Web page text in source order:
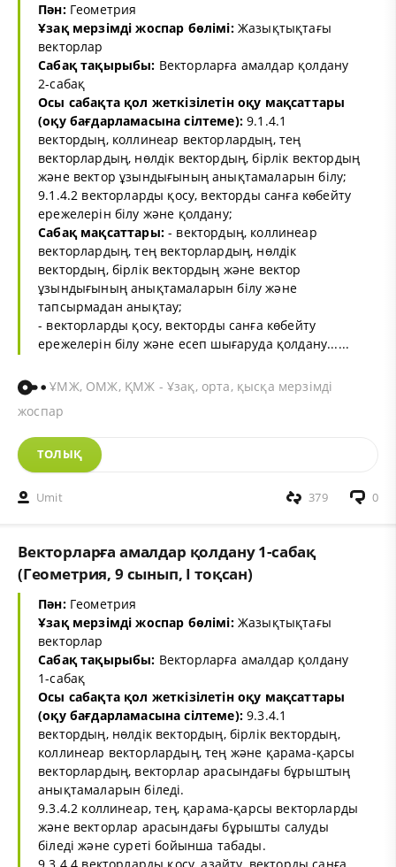
Пән:Геометрия
Ұзақ мерзімді жоспар бөлімі:Жазықтықтағы
векторлар
Сабақ тақырыбы: Векторларға амалдар қолдану
2-сабақ
Осы сабақта қол жеткізілетін оқу мақсаттары
(оқу бағдарламасына сілтеме):9.1.4.1
вектордың, коллинеар векторлардың, тең
векторлардың, нөлдік вектордың, бірлік вектордың
және вектор ұзындығының анықтамаларын білу;
9.1.4.2 векторларды қосу, векторды санға көбейту
ережелерін білу және қолдану;
Сабақ мақсаттары:- вектордың, коллинеар
векторлардың, тең векторлардың, нөлдік
вектордың, бірлік вектордың және вектор
ұзындығының анықтамаларын білу және
тапсырмадан анықтау;
- векторларды қосу, векторды санға көбейту
ережелерін білу және есеп шығаруда қолдану......
ҰМЖ, ОМЖ, ҚМЖ - Ұзақ, орта, қысқа мерзімді
жоспар
ТОЛЫҚ
Umit 0
379
Векторларға амалдар қолдану 1-сабақ
(Геометрия, 9 сынып, I тоқсан)
Пән:Геометрия
Ұзақ мерзімді жоспар бөлімі:Жазықтықтағы
векторлар
Сабақ тақырыбы: Векторларға амалдар қолдану
1-сабақ
Осы сабақта қол жеткізілетін оқу мақсаттары
(оқу бағдарламасына сілтеме):9.3.4.1
вектордың, нөлдік вектордың, бірлік вектордың,
коллинеар векторлардың, тең және қарама-қарсы
векторлардың, векторлар арасындағы бұрыштың
анықтамаларын біледі.
9.3.4.2 коллинеар, тең, қарама-қарсы векторларды
және векторлар арасындағы бұрышты салуды
біледі және суреті бойынша табады.